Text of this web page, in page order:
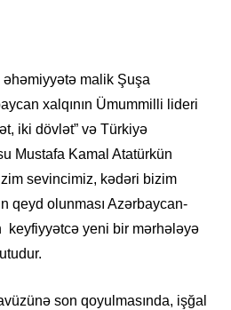
malik Şuşa
xalqının Ümummilli lideri
iki dövlət” və Türkiyə
Mustafa Kamal Atatürkün
sevincimiz, kədəri bizim
qeyd olunması Azərbaycan-
keyfiyyətcə yeni bir mərhələyə
son qoyulmasında, işğal